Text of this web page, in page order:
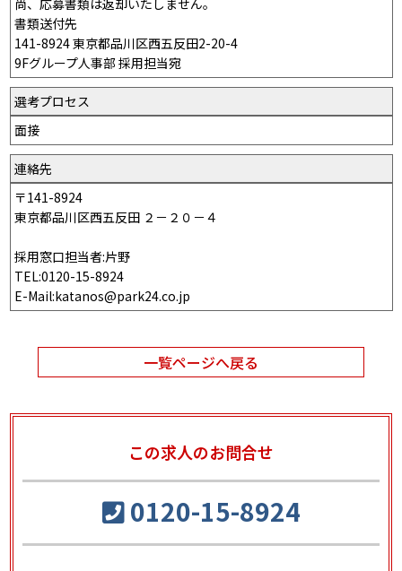
尚、応募書類は返却いたしません。
書類送付先
141-8924 東京都品川区西五反田2-20-4
9Fグループ人事部 採用担当宛
選考プロセス
面接
連絡先
〒141-8924
東京都品川区西五反田 ２－２０－４
採用窓口担当者:片野
TEL:0120-15-8924
E-Mail:katanos@park24.co.jp
一覧ページへ戻る
この求人のお問合せ
0120-15-8924